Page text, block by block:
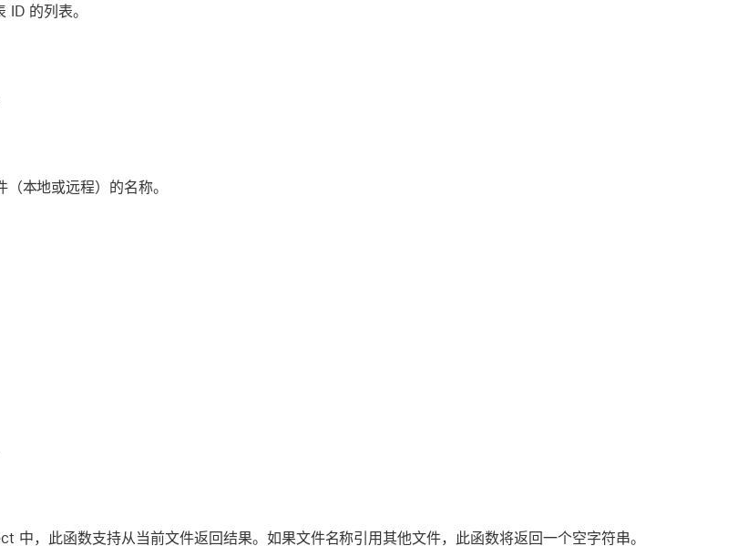
ID 的列表。
本地或远程）的名称。
中，此函数支持从当前文件返回结果。如果文件名称引用其他文件，此函数将返回一个空字符串。